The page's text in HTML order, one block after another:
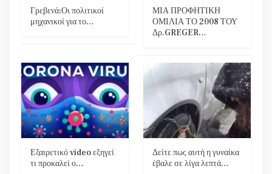
Γρεβενά:Οι πολιτικοί
μηχανικοί για το…
ΜΙΑ ΠΡΟΦΗΤΙΚΗ
ΟΜΙΛΙΑ ΤΟ 2008 ΤΟΥ
Δρ.GREGER…
Εξαιρετικό video εξηγεί
τι προκαλεί ο…
Δείτε πως αυτή η γυναίκα
έβαλε σε λίγα λεπτά…